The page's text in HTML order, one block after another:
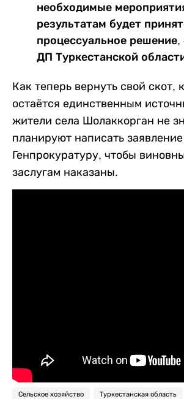
необходимые
результатам будет
процессуальное решение,
ДП Туркестанской
Как теперь вернуть свой скот,
остаётся единственным
жители села Шолаккорган не
планируют написать
Генпрокуратуру, чтобы
заслугам наказаны.
Сельское хозяйство Туркестанская область